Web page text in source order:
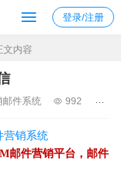
登录/注册
文内容
邮件系统 992
邮件营销平台，邮件